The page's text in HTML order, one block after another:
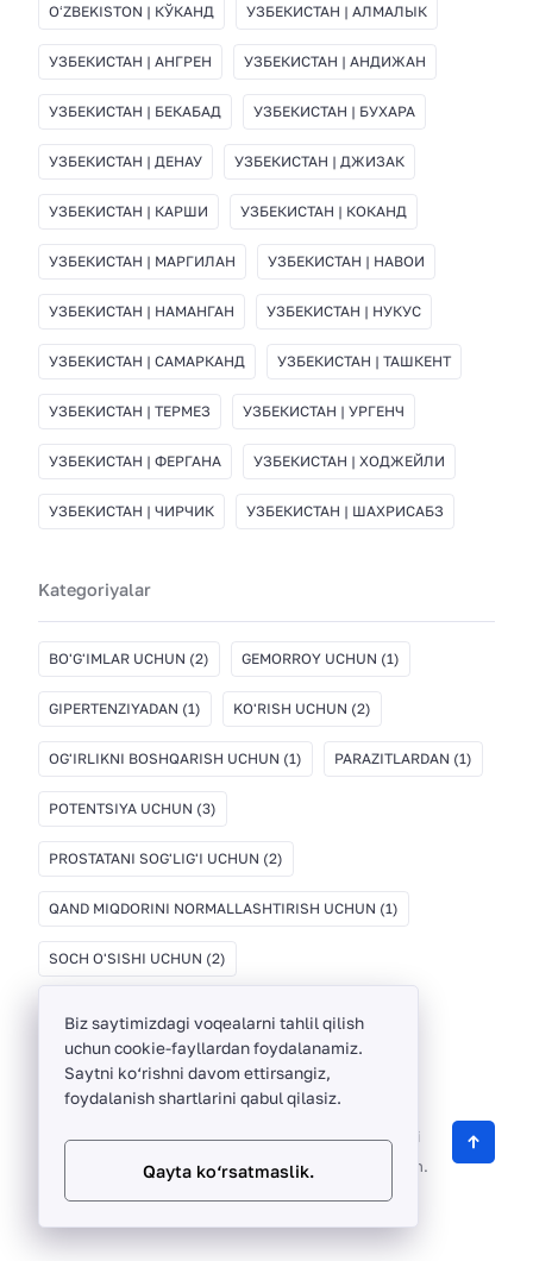
OʻZBEKISTON | КЎКАНД УЗБЕКИСТАН | АЛМАЛЫК
УЗБЕКИСТАН | АНГРЕН УЗБЕКИСТАН | АНДИЖАН
УЗБЕКИСТАН | БЕКАБАД УЗБЕКИСТАН | БУХАРА
УЗБЕКИСТАН | ДЕНАУ УЗБЕКИСТАН | ДЖИЗАК
УЗБЕКИСТАН | КАРШИ УЗБЕКИСТАН | КОКАНД
УЗБЕКИСТАН | МАРГИЛАН УЗБЕКИСТАН | НАВОИ
УЗБЕКИСТАН | НАМАНГАН УЗБЕКИСТАН | НУКУС
УЗБЕКИСТАН | САМАРКАНД УЗБЕКИСТАН | ТАШКЕНТ
УЗБЕКИСТАН | ТЕРМЕЗ УЗБЕКИСТАН | УРГЕНЧ
УЗБЕКИСТАН | ФЕРГАНА УЗБЕКИСТАН | ХОДЖЕЙЛИ
УЗБЕКИСТАН | ЧИРЧИК УЗБЕКИСТАН | ШАХРИСАБЗ
Kategoriyalar
BO'G'IMLAR UCHUN (2) GEMORROY UCHUN (1)
GIPERTENZIYADAN (1) KO'RISH UCHUN (2)
OG'IRLIKNI BOSHQARISH UCHUN (1) PARAZITLARDAN (1)
POTENTSIYA UCHUN (3)
PROSTATANI SOG'LIG'I UCHUN (2)
QAND MIQDORINI NORMALLASHTIRISH UCHUN (1)
SOCH O'SISHI UCHUN (2)
ThinkBayTech © 2012 -2026
O‘zbekistonda sifatli
biologik faol qo‘shimchalarni sotuvchi onlayn do‘kon.
Biz saytimizdagi voqealarni tahlil qilish
uchun cookie-fayllardan foydalanamiz.
Saytni ko‘rishni davom ettirsangiz,
foydalanish shartlarini qabul qilasiz.
Qayta ko‘rsatmaslik.